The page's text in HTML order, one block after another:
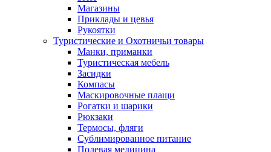
Магазины
Приклады и цевья
Рукоятки
Туристические и Охотничьи товары
Манки, приманки
Туристическая мебель
Засидки
Компасы
Маскировочные плащи
Рогатки и шарики
Рюкзаки
Термосы, фляги
Сублимированное питание
Полевая медицина